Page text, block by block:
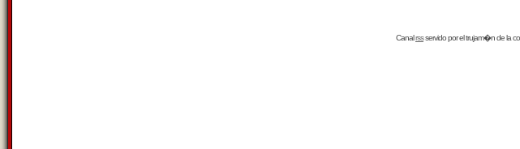
Canalrssservido por eltrujam�nde la